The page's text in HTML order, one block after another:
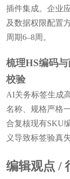
插件集成。企业
及数据权限配置
周期6–8周。
梳理HS编码
校验
AI关务标签生成
名称、规格严格
合复核现有SKU
义导致标签验真失
编辑观点 /